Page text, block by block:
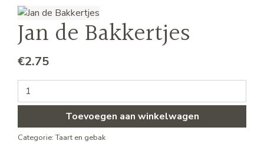
Jan de Bakkertjes
€2.75
Jan de Bakkertjes aantal
Toevoegen aan winkelwagen
Categorie:Taart en gebak